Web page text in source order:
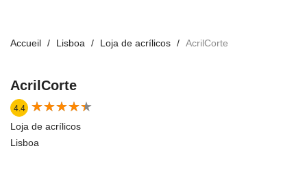
Accueil Lisboa Loja de acrílicos AcrilCorte
AcrilCorte
4.4 ★★★★★
★★★★★
Loja de acrílicos
Lisboa